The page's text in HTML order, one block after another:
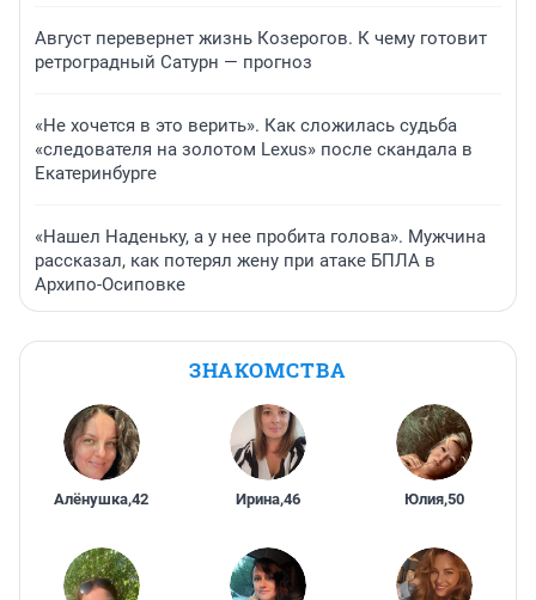
Август перевернет жизнь Козерогов. К чему готовит
ретроградный Сатурн — прогноз
«Не хочется в это верить». Как сложилась судьба
«следователя на золотом Lexus» после скандала в
Екатеринбурге
«Нашел Наденьку, а у нее пробита голова». Мужчина
рассказал, как потерял жену при атаке БПЛА в
Архипо-Осиповке
ЗНАКОМСТВА
Алёнушка,42 Ирина,46 Юлия,50